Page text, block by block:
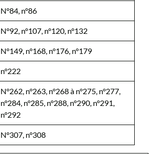
N°84, n°86
N°92, n°107, n°120, n°132
N°149, n°168, n°176, n°179
n°222
N°262, n°263, n°268 à n°275, n°277,
n°284, n°285, n°288, n°290, n°291,
n°292
N°307, n°308